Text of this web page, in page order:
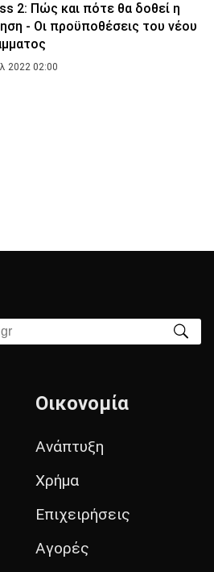
2: Πώς και πότε θα δοθεί η
- Οι προϋποθέσεις του νέου
2022 02:00
Οικονομία
Ανάπτυξη
Χρήμα
Επιχειρήσεις
Αγορές